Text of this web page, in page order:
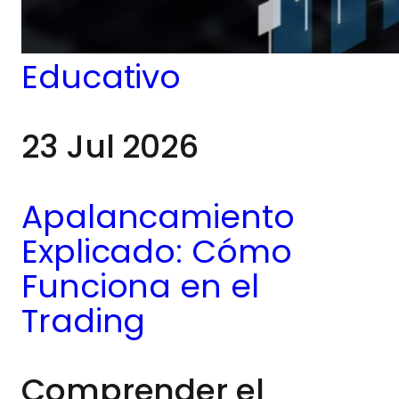
de las herramientas
más reconocidas que
técnicos para
movimientos de
precios y el
comportamiento del
mercado.
Educativo
23 Jul 2026
Apalancamiento
Explicado: Cómo
Funciona en el
Trading